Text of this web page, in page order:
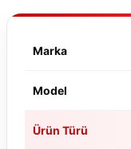
Marka
Model
Ürün Türü